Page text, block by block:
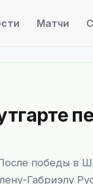
Матчи
победы в
Габриэлу